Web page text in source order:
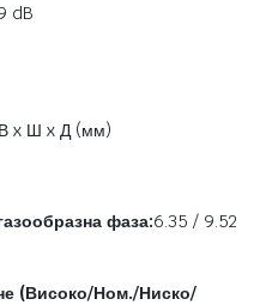
dB
x Ш x Д (мм)
фаза:6.35 / 9.52
(Високо/Ном./Ниско/